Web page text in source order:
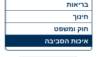
בריאות
חינוך
חוק ומשפט
איכות הסביבה